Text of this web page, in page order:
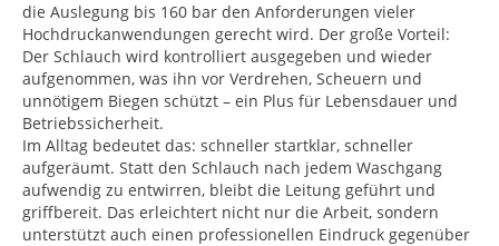
die Auslegung bis 160 bar den Anforderungen vieler
Hochdruckanwendungen gerecht wird. Der große Vorteil:
Der Schlauch wird kontrolliert ausgegeben und wieder
aufgenommen, was ihn vor Verdrehen, Scheuern und
unnötigem Biegen schützt – ein Plus für Lebensdauer und
Betriebssicherheit.
Im Alltag bedeutet das: schneller startklar, schneller
aufgeräumt. Statt den Schlauch nach jedem Waschgang
aufwendig zu entwirren, bleibt die Leitung geführt und
griffbereit. Das erleichtert nicht nur die Arbeit, sondern
unterstützt auch einen professionellen Eindruck gegenüber